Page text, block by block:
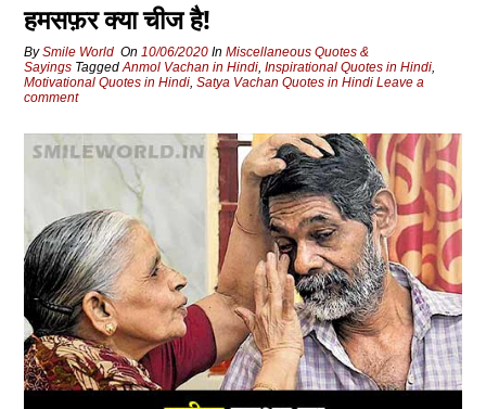
हमसफ़र क्‍या चीज है!
BySmile World On10/06/2020 InMiscellaneous Quotes &
Sayings TaggedAnmol Vachan in Hindi,Inspirational Quotes in Hindi,
Motivational Quotes in Hindi,Satya Vachan Quotes in Hindi Leave a
comment